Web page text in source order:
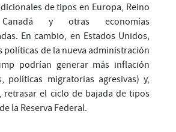
de tipos en Europa, Reino
y otras economías
En cambio, en Estados Unidos,
políticas de la nueva administración
podrían generar más inflación
políticas migratorias agresivas) y,
retrasar el ciclo de bajada de tipos
la Reserva Federal.